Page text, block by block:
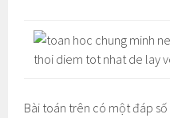
Bài toán trên có một đáp